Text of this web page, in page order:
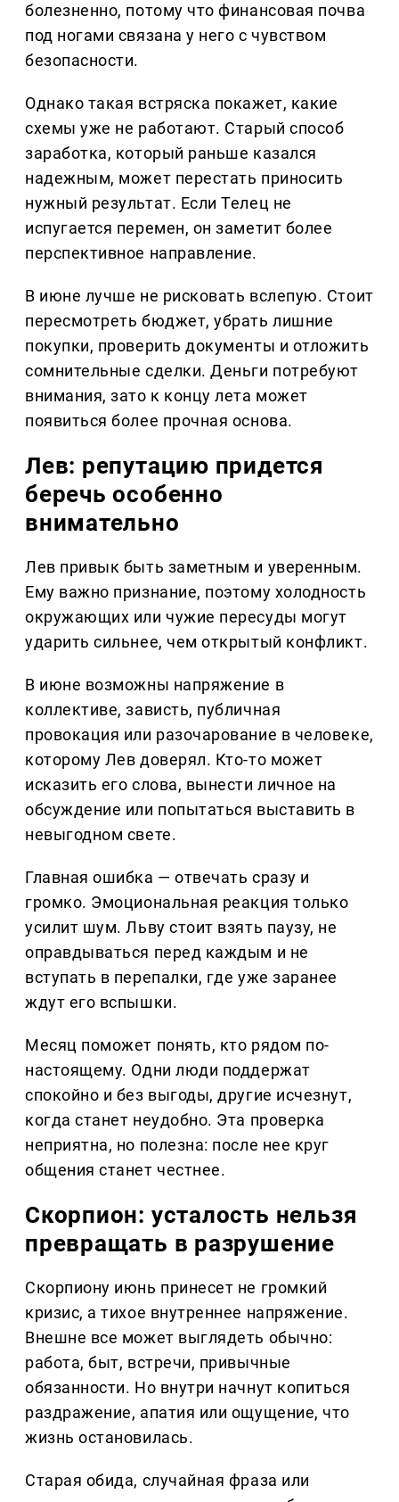
болезненно, потому что финансовая почва
под ногами связана у него с чувством
безопасности.
Однако такая встряска покажет, какие
схемы уже не работают. Старый способ
заработка, который раньше казался
надежным, может перестать приносить
нужный результат. Если Телец не
испугается перемен, он заметит более
перспективное направление.
В июне лучше не рисковать вслепую. Стоит
пересмотреть бюджет, убрать лишние
покупки, проверить документы и отложить
сомнительные сделки. Деньги потребуют
внимания, зато к концу лета может
появиться более прочная основа.
Лев: репутацию придется
беречь особенно
внимательно
Лев привык быть заметным и уверенным.
Ему важно признание, поэтому холодность
окружающих или чужие пересуды могут
ударить сильнее, чем открытый конфликт.
В июне возможны напряжение в
коллективе, зависть, публичная
провокация или разочарование в человеке,
которому Лев доверял. Кто-то может
исказить его слова, вынести личное на
обсуждение или попытаться выставить в
невыгодном свете.
Главная ошибка — отвечать сразу и
громко. Эмоциональная реакция только
усилит шум. Льву стоит взять паузу, не
оправдываться перед каждым и не
вступать в перепалки, где уже заранее
ждут его вспышки.
Месяц поможет понять, кто рядом по-
настоящему. Одни люди поддержат
спокойно и без выгоды, другие исчезнут,
когда станет неудобно. Эта проверка
неприятна, но полезна: после нее круг
общения станет честнее.
Скорпион: усталость нельзя
превращать в разрушение
Скорпиону июнь принесет не громкий
кризис, а тихое внутреннее напряжение.
Внешне все может выглядеть обычно:
работа, быт, встречи, привычные
обязанности. Но внутри начнут копиться
раздражение, апатия или ощущение, что
жизнь остановилась.
Старая обида, случайная фраза или